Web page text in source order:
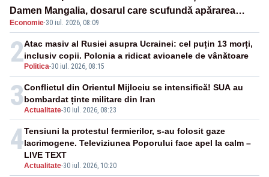
Damen Mangalia, dosarul care scufundă apărarea
României
Economie·30 iul. 2026, 08:09
2 Politica-30 iul. 2026, 08:15
Atac masiv al Rusiei asupra Ucrainei: cel puțin 13 morți,
inclusiv copii. Polonia a ridicat avioanele de vânătoare
3Actualitate-30 iul. 2026, 08:23
Conflictul din Orientul Mijlociu se intensifică! SUA au
bombardat ținte militare din Iran
4
Actualitate-30 iul. 2026, 10:20
Tensiuni la protestul fermierilor, s-au folosit gaze
lacrimogene. Televiziunea Poporului face apel la calm –
LIVE TEXT